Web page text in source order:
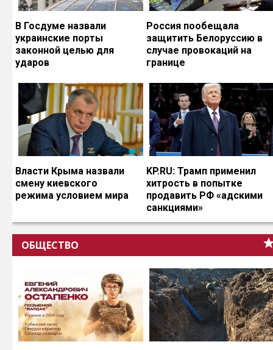
В Госдуме назвали
украинские порты
законной целью для
ударов
Россия пообещала
защитить Белоруссию в
случае провокаций на
границе
Власти Крыма назвали
смену киевского
режима условием мира
KP.RU: Трамп применил
хитрость в попытке
продавить РФ «адскими
санкциями»
ОБЩЕСТВО